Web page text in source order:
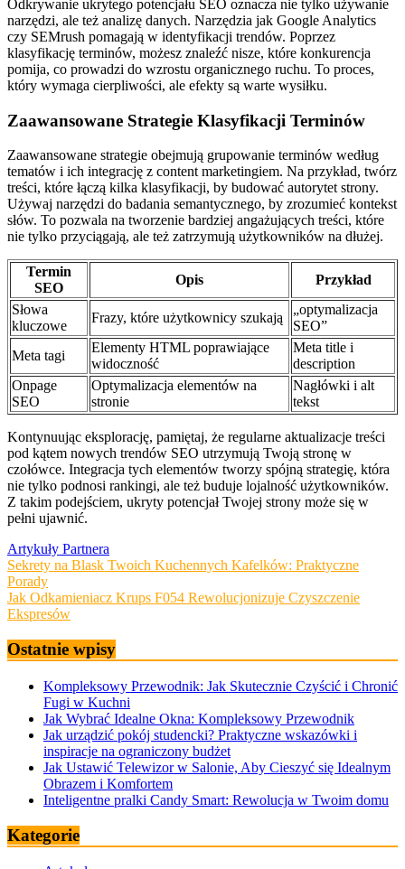
Odkrywanie ukrytego potencjału SEO oznacza nie tylko używanie
narzędzi, ale też analizę danych. Narzędzia jak Google Analytics
czy SEMrush pomagają w identyfikacji trendów. Poprzez
klasyfikację terminów, możesz znaleźć nisze, które konkurencja
pomija, co prowadzi do wzrostu organicznego ruchu. To proces,
który wymaga cierpliwości, ale efekty są warte wysiłku.
Zaawansowane Strategie Klasyfikacji Terminów
Zaawansowane strategie obejmują grupowanie terminów według
tematów i ich integrację z content marketingiem. Na przykład, twórz
treści, które łączą kilka klasyfikacji, by budować autorytet strony.
Używaj narzędzi do badania semantycznego, by zrozumieć kontekst
słów. To pozwala na tworzenie bardziej angażujących treści, które
nie tylko przyciągają, ale też zatrzymują użytkowników na dłużej.
Termin
SEO
Opis
Przykład
Słowa
kluczowe
Frazy, które użytkownicy szukają
„optymalizacja
SEO”
Meta tagi
Elementy HTML poprawiające
widoczność
Meta title i
description
Onpage
SEO
Optymalizacja elementów na
stronie
Nagłówki i alt
tekst
Kontynuując eksplorację, pamiętaj, że regularne aktualizacje treści
pod kątem nowych trendów SEO utrzymują Twoją stronę w
czołówce. Integracja tych elementów tworzy spójną strategię, która
nie tylko podnosi rankingi, ale też buduje lojalność użytkowników.
Z takim podejściem, ukryty potencjał Twojej strony może się w
pełni ujawnić.
Artykuły Partnera
Nawigacja
wpisu
Sekrety na Blask Twoich Kuchennych Kafelków: Praktyczne
Porady
Jak Odkamieniacz Krups F054 Rewolucjonizuje Czyszczenie
Ekspresów
Ostatnie wpisy
Kompleksowy Przewodnik: Jak Skutecznie Czyścić i Chronić
Fugi w Kuchni
Jak Wybrać Idealne Okna: Kompleksowy Przewodnik
Jak urządzić pokój studencki? Praktyczne wskazówki i
inspiracje na ograniczony budżet
Jak Ustawić Telewizor w Salonie, Aby Cieszyć się Idealnym
Obrazem i Komfortem
Inteligentne pralki Candy Smart: Rewolucja w Twoim domu
Kategorie